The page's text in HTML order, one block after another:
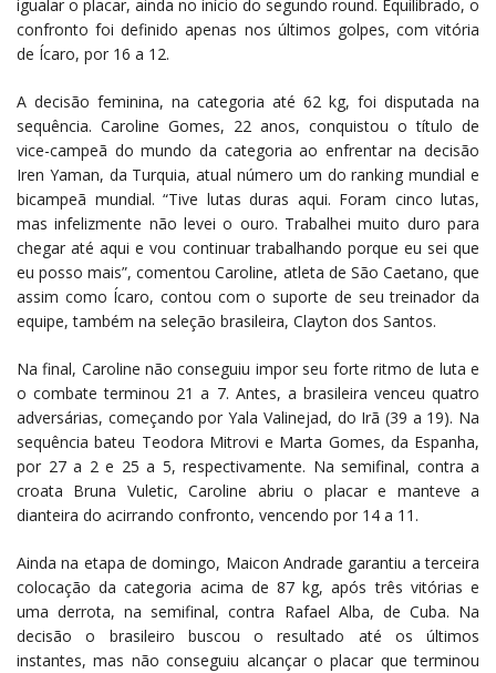
igualar o placar, ainda no início do segundo round. Equilibrado, o
confronto foi definido apenas nos últimos golpes, com vitória
de Ícaro, por 16 a 12.
A decisão feminina, na categoria até 62 kg, foi disputada na
sequência. Caroline Gomes, 22 anos, conquistou o título de
vice-campeã do mundo da categoria ao enfrentar na decisão
Iren Yaman, da Turquia, atual número um do ranking mundial e
bicampeã mundial. “Tive lutas duras aqui. Foram cinco lutas,
mas infelizmente não levei o ouro. Trabalhei muito duro para
chegar até aqui e vou continuar trabalhando porque eu sei que
eu posso mais”, comentou Caroline, atleta de São Caetano, que
assim como Ícaro, contou com o suporte de seu treinador da
equipe, também na seleção brasileira, Clayton dos Santos.
Na final, Caroline não conseguiu impor seu forte ritmo de luta e
o combate terminou 21 a 7. Antes, a brasileira venceu quatro
adversárias, começando por Yala Valinejad, do Irã (39 a 19). Na
sequência bateu Teodora Mitrovi e Marta Gomes, da Espanha,
por 27 a 2 e 25 a 5, respectivamente. Na semifinal, contra a
croata Bruna Vuletic, Caroline abriu o placar e manteve a
dianteira do acirrando confronto, vencendo por 14 a 11.
Ainda na etapa de domingo, Maicon Andrade garantiu a terceira
colocação da categoria acima de 87 kg, após três vitórias e
uma derrota, na semifinal, contra Rafael Alba, de Cuba. Na
decisão o brasileiro buscou o resultado até os últimos
instantes, mas não conseguiu alcançar o placar que terminou